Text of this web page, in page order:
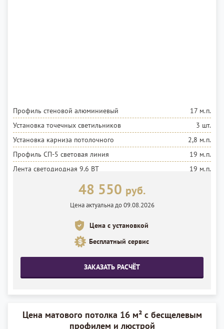
Профиль стеновой алюминиевый
17 м.п.
Установка точечных светильников
3 шт.
Установка карниза потолочного
2,8 м.п.
Профиль СП-5 световая линия
19 м.п.
Лента светодиодная 9,6 ВТ
19 м.п.
48 550 руб.
Цена актуальна до 09.08.2026
Цена с установкой
Бесплатный сервис
ЗАКАЗАТЬ РАСЧЁТ
Цена матового потолка 16 м² с бесщелевым
профилем и люстрой